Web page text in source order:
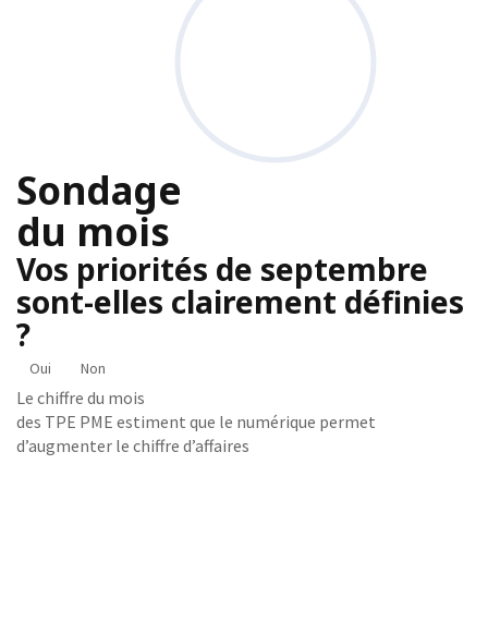
Sondage
du mois
Vos priorités de septembre
sont-elles clairement définies
?
Oui Non
Le chiffre du mois
des TPE PME estiment que le numérique permet
d’augmenter le chiffre d’affaires